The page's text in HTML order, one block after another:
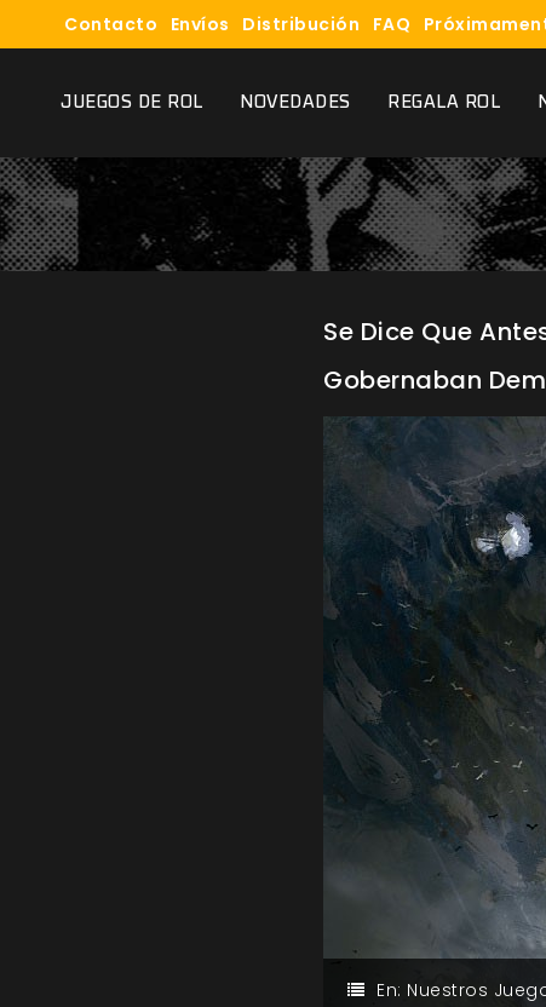
Contacto Envíos Distribución FAQ
JUEGOS DE ROL NOVEDADES REGALA ROL
Se Dice Que
Gobernaban
En: Nuestros